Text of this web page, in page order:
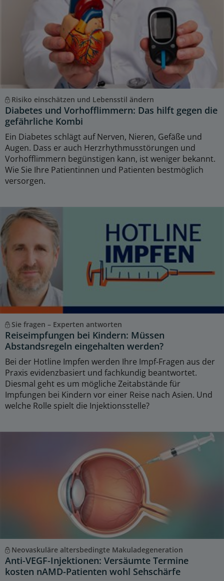
Risiko einschätzen und Lebensstil ändern
Diabetes und Vorhofflimmern: Das hilft gegen die
gefährliche Kombi
Ein Diabetes schlägt auf Nerven, Nieren, Gefäße und
Augen. Dass er auch Herzrhythmusstörungen und
Vorhofflimmern begünstigen kann, ist weniger bekannt.
Wie Sie Ihre Patientinnen und Patienten bestmöglich
versorgen.
Sie fragen – Experten antworten
Reiseimpfungen bei Kindern: Müssen
Abstandsregeln eingehalten werden?
Bei der Hotline Impfen werden Ihre Impf-Fragen aus der
Praxis evidenzbasiert und fachkundig beantwortet.
Diesmal geht es um mögliche Zeitabstände für
Impfungen bei Kindern vor einer Reise nach Asien. Und
welche Rolle spielt die Injektionsstelle?
Neovaskuläre altersbedingte Makuladegeneration
Anti-VEGF-Injektionen: Versäumte Termine
kosten nAMD-Patienten wohl Sehschärfe